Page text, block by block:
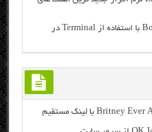
نحوه ی تبدیل USB به یک درایو Bootable با استفاده از Terminal در